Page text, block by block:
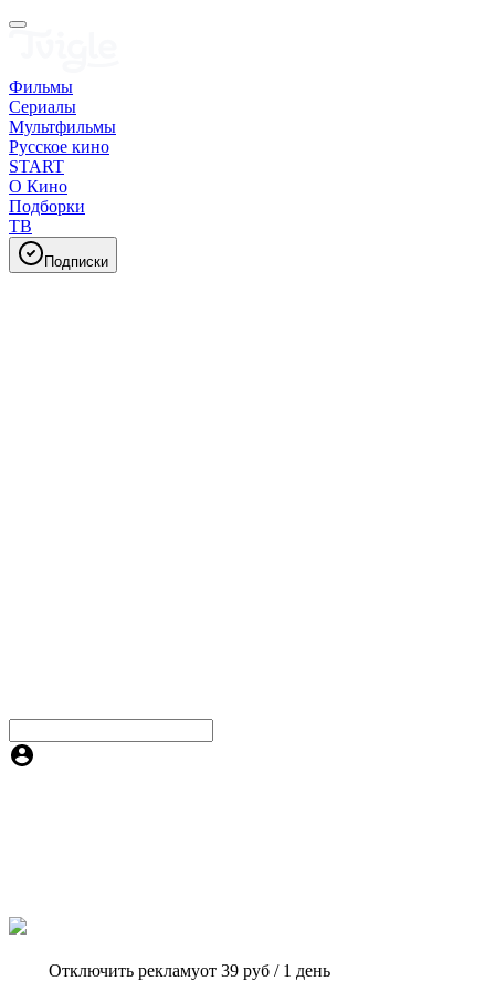
Фильмы
Сериалы
Мультфильмы
Русское кино
START
О Кино
Подборки
ТВ
Подписки
Отключить рекламуот 39 руб / 1 день